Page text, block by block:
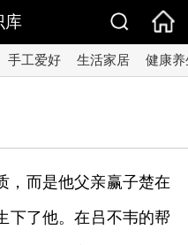
库
手工爱好 生活家居 健康养
，而是他父亲赢子楚在
下了他。在吕不韦的帮